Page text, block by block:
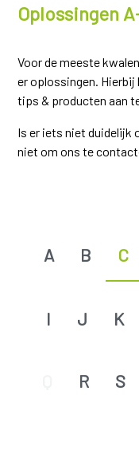
Oplossingen
Voor de meeste
er oplossingen.
tips & producten aan
Is er iets niet duidelijk
niet om ons te
A B C
I J K
R S